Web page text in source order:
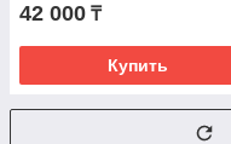
42 000 ₸
Купить